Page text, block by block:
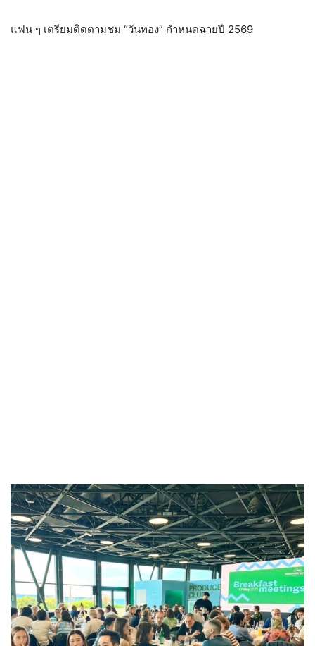
แฟน ๆ เตรียมติดตามชม “วันทอง” กำหนดฉายปี 2569